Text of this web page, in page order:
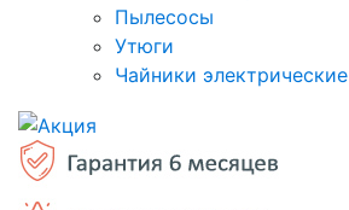
Пылесосы
Утюги
Чайники электрические